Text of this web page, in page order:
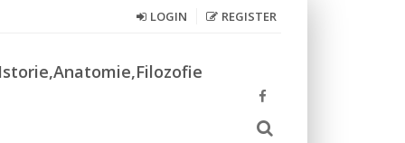
LOGIN REGISTER